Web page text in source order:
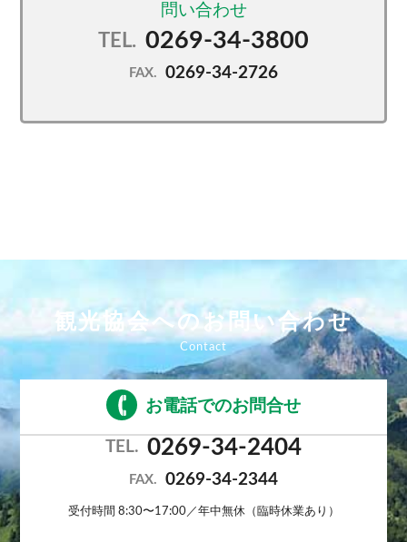
TEL. 0269-34-3800
FAX. 0269-34-2726
観光協会へのお問い合わせ
お電話でのお問合せ
TEL. 0269-34-2404
FAX. 0269-34-2344
受付時間 8:30〜17:00／年中無休（臨時休業あり）